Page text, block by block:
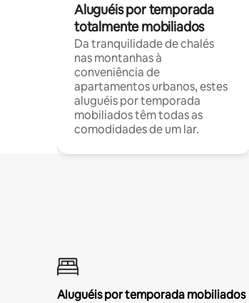
Aluguéis por temporada
totalmente mobiliados
Da tranquilidade de chalés
nas montanhas à
conveniência de
apartamentos urbanos, estes
aluguéis por temporada
mobiliados têm todas as
comodidades de um lar.
Aluguéis por temporada mobiliados